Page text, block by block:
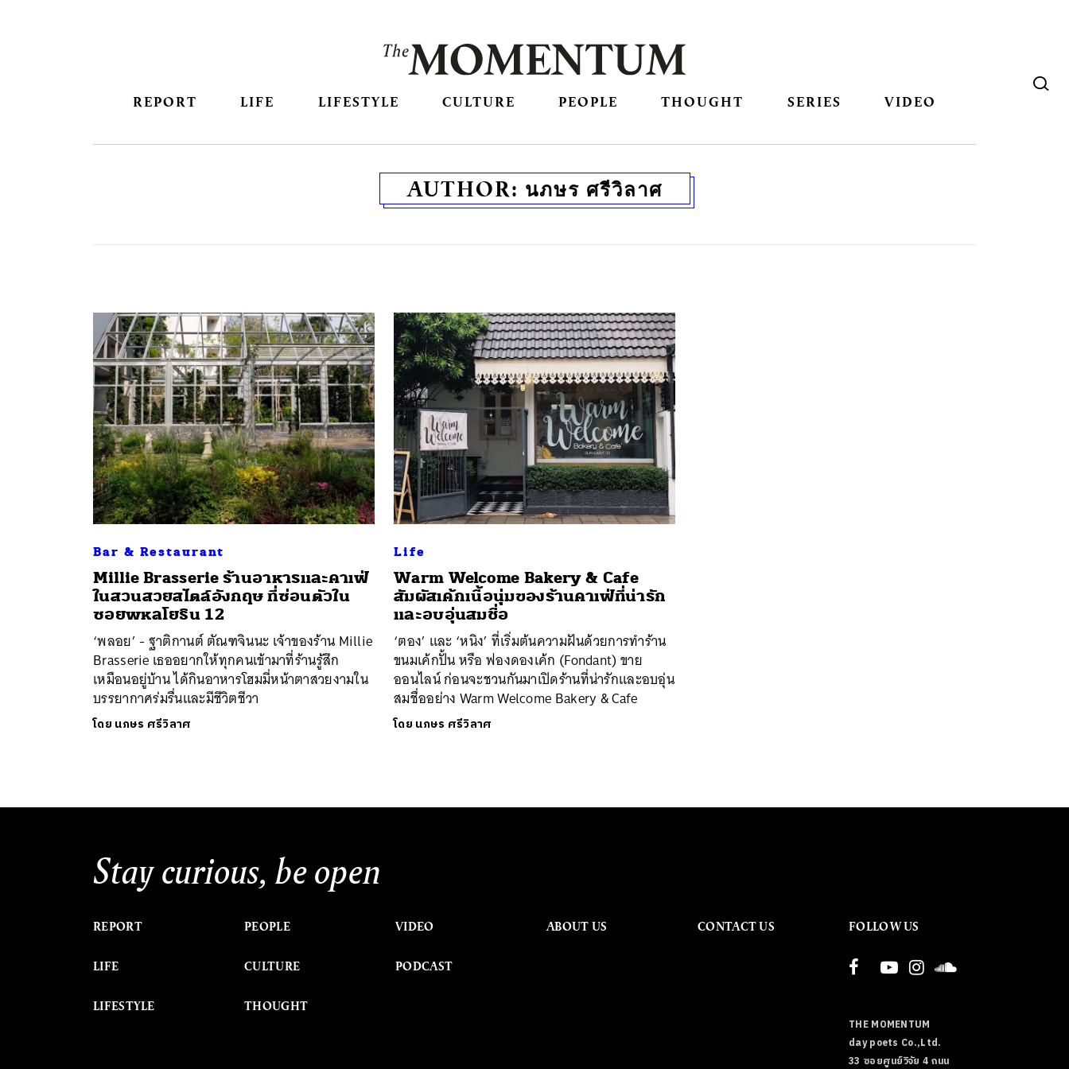
REPORT LIFE LIFESTYLE CULTURE PEOPLE THOUGHT SERIES VIDEO
AUTHOR: นภษร ศรีวิลาศ
Bar & Restaurant
Millie Brasserie ร้านอาหารและคาเฟ่
ในสวนสวยสไตล์อังกฤษ ที่ซ่อนตัวใน
ซอยพหลโยธิน 12
‘พลอย’ - ฐาติกานต์ ตัณฑจินนะ เจ้าของร้าน Millie
Brasserie เธออยากให้ทุกคนเข้ามาที่ร้านรู้สึก
เหมือนอยู่บ้าน ได้กินอาหารโฮมมี่หน้าตาสวยงามใน
บรรยากาศร่มรื่นและมีชีวิตชีวา
โดย นภษร ศรีวิลาศ
Life
Warm Welcome Bakery & Cafe
สัมผัสเค้กเนื้อนุ่มของร้านคาเฟ่ที่น่ารัก
และอบอุ่นสมชื่อ
‘ตอง’ และ ‘หนิง’ ที่เริ่มต้นความฝันด้วยการทำร้าน
ขนมเค้กปั้น หรือ ฟองดองเค้ก (Fondant) ขาย
ออนไลน์ ก่อนจะชวนกันมาเปิดร้านที่น่ารักและอบอุ่น
สมชื่ออย่าง Warm Welcome Bakery & Cafe
โดย นภษร ศรีวิลาศ
Stay curious, be open
REPORT
LIFE
LIFESTYLE
PEOPLE
CULTURE
THOUGHT
VIDEO
PODCAST
ABOUT US CONTACT US FOLLOW US
THE MOMENTUM
day poets Co.,Ltd.
33 ซอยศูนย์วิจัย 4 ถนน
ค้นหา
SHARE TWEET